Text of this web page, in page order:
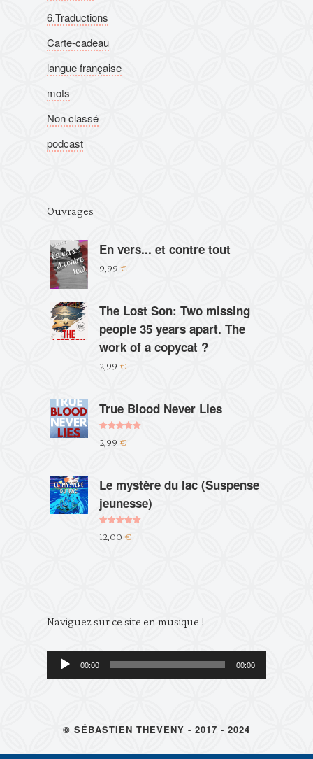
6.Traductions
Carte-cadeau
langue française
mots
Non classé
podcast
Ouvrages
En vers... et contre tout
9,99 €
The Lost Son: Two missing
people 35 years apart. The
work of a copycat ?
2,99 €
True Blood Never Lies
sur 5
2,99 €
Le mystère du lac (Suspense
jeunesse)
sur 5
12,00 €
Naviguez sur ce site en musique !
00:00 00:00
© SÉBASTIEN THEVENY - 2017 - 2024